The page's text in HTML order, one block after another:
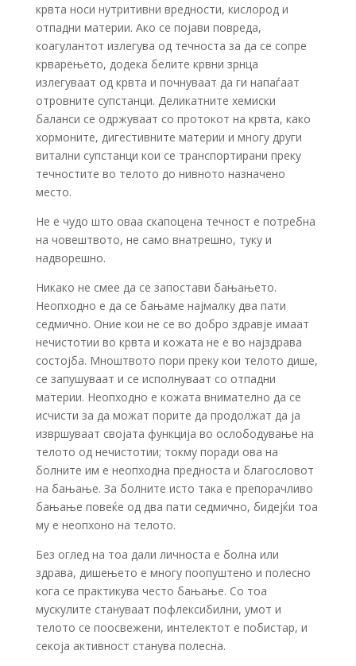
крвта носи нутритивни вредности, кислород и
отпадни материи. Ако се појави повреда,
коагулантот излегува од течноста за да се сопре
крварењето, додека белите крвни зрнца
излегуваат од крвта и почнуваат да ги напаѓаат
отровните супстанци. Деликатните хемиски
баланси се одржуваат со протокот на крвта, како
хормоните, дигестивните материи и многу други
витални супстанци кои се транспортирани преку
течностите во телото до нивното назначено
место.
Не е чудо што оваа скапоцена течност е потребна
на човештвото, не само внатрешно, туку и
надворешно.
Никако не смее да се запостави бањањето.
Неопходно е да се бањаме најмалку два пати
седмично. Оние кои не се во добро здравје имаат
нечистотии во крвта и кожата не е во најздрава
состојба. Мноштвото пори преку кои телото дише,
се запушуваат и се исполнуваат со отпадни
материи. Неопходно е кожата внимателно да се
исчисти за да можат порите да продолжат да ја
извршуваат својата функција во ослободување на
телото од нечистотии; токму поради ова на
болните им е неопходна предноста и благословот
на бањање. За болните исто така е препорачливо
бањање повеќе од два пати седмично, бидејќи тоа
му е неопхоно на телото.
Без оглед на тоа дали личноста е болна или
здрава, дишењето е многу поопуштено и полесно
кога се практикува често бањање. Со тоа
мускулите стануваат пофлексибилни, умот и
телото се поосвежени, интелектот е побистар, и
секоја активност станува полесна.